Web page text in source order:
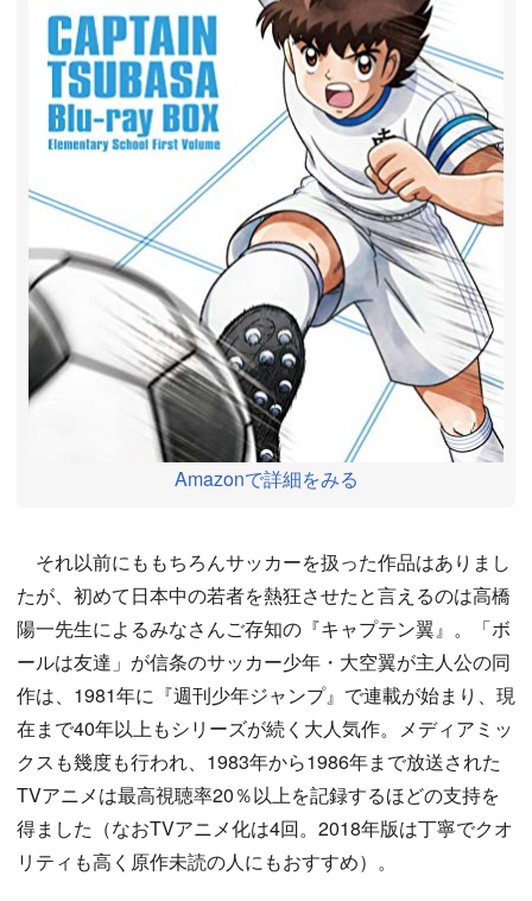
Amazonで詳細をみる
それ以前にももちろんサッカーを扱った作品はありまし
たが、初めて日本中の若者を熱狂させたと言えるのは高橋
陽一先生によるみなさんご存知の『キャプテン翼』。「ボ
ールは友達」が信条のサッカー少年・大空翼が主人公の同
作は、1981年に『週刊少年ジャンプ』で連載が始まり、現
在まで40年以上もシリーズが続く大人気作。メディアミッ
クスも幾度も行われ、1983年から1986年まで放送された
TVアニメは最高視聴率20％以上を記録するほどの支持を
得ました（なおTVアニメ化は4回。2018年版は丁寧でクオ
リティも高く原作未読の人にもおすすめ）。